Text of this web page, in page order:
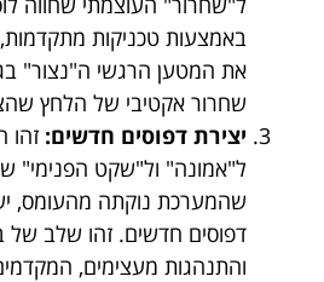
באמצעות טכניקות
את המטען הרגשי ה"נצור"
שחרור אקטיבי של הלחץ
יצירת דפוסים חדשים: זהו
ל"אמונה" ול"שקט הפנימי"
שהמערכת נוקתה מהעומס,
דפוסים חדשים. זהו שלב של
והתנהגות מעצימים, המקדמים